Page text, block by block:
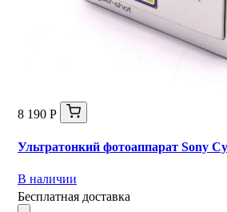
8 190 Р
Ультратонкий фотоаппарат Sony
В наличии
Бесплатная доставка